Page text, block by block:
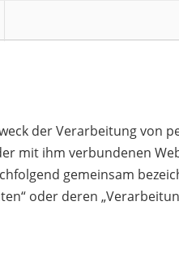
der Verarbeitung von
mit ihm verbundenen
gemeinsam
oder deren